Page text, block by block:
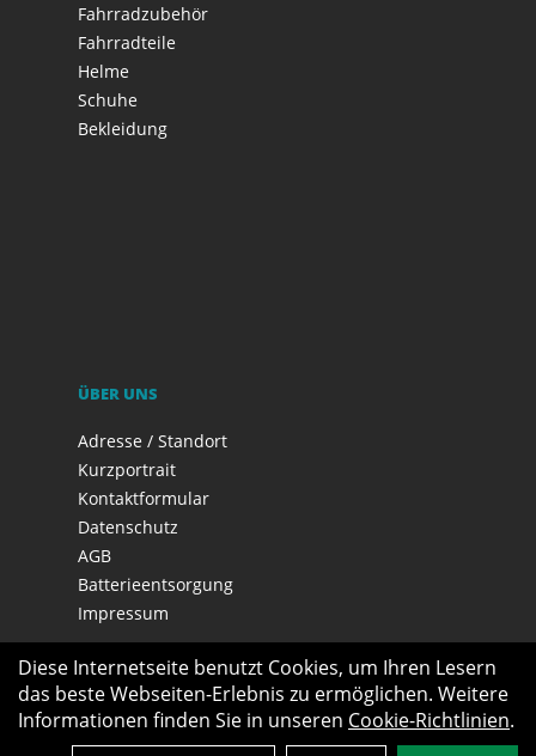
Fahrradzubehör
Fahrradteile
Helme
Schuhe
Bekleidung
ÜBER UNS
Adresse / Standort
Kurzportrait
Kontaktformular
Datenschutz
AGB
Batterieentsorgung
Impressum
Diese Internetseite benutzt Cookies, um Ihren Lesern
das beste Webseiten-Erlebnis zu ermöglichen. Weitere
Informationen finden Sie in unseren Cookie-Richtlinien.